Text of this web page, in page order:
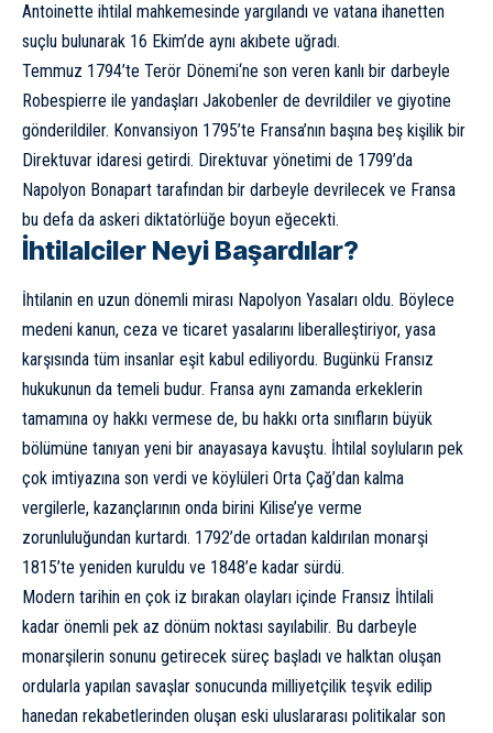
Antoinette ihtilal mahkemesinde yargılandı ve vatana ihanetten
suçlu bulunarak 16 Ekim’de aynı akıbete uğradı.
Temmuz 1794’te Terör Dönemi‘ne son veren kanlı bir darbeyle
Robespierre ile yandaşları Jakobenler de devrildiler ve giyotine
gönderildiler. Konvansiyon 1795’te Fransa’nın başına beş kişilik bir
Direktuvar idaresi getirdi. Direktuvar yönetimi de 1799’da
Napolyon Bonapart tarafından bir darbeyle devrilecek ve Fransa
bu defa da askeri diktatörlüğe boyun eğecekti.
İhtilalciler Neyi Başardılar?
İhtilanin en uzun dönemli mirası Napolyon Yasaları oldu. Böylece
medeni kanun, ceza ve ticaret yasalarını liberalleştiriyor, yasa
karşısında tüm insanlar eşit kabul ediliyordu. Bugünkü Fransız
hukukunun da temeli budur. Fransa aynı zamanda erkeklerin
tamamına oy hakkı vermese de, bu hakkı orta sınıfların büyük
bölümüne tanıyan yeni bir anayasaya kavuştu. İhtilal soyluların pek
çok imtiyazına son verdi ve köylüleri Orta Çağ’dan kalma
vergilerle, kazançlarının onda birini Kilise’ye verme
zorunluluğundan kurtardı. 1792’de ortadan kaldırılan monarşi
1815’te yeniden kuruldu ve 1848’e kadar sürdü.
Modern tarihin en çok iz bırakan olayları içinde Fransız İhtilali
kadar önemli pek az dönüm noktası sayılabilir. Bu darbeyle
monarşilerin sonunu getirecek süreç başladı ve halktan oluşan
ordularla yapılan savaşlar sonucunda milliyetçilik teşvik edilip
hanedan rekabetlerinden oluşan eski uluslararası politikalar son